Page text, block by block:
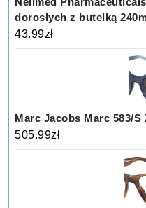
dorosłych z butelką
43.99zł
Marc Jacobs Marc 583/S
505.99zł